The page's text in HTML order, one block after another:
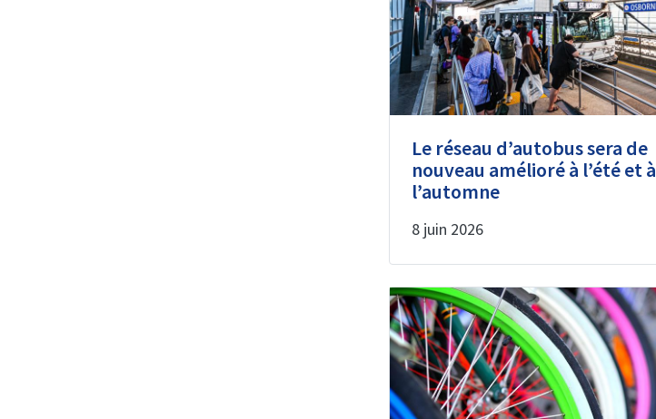
Le réseau d’autobus sera de
nouveau amélioré à l’été et à
l’automne
8 juin 2026